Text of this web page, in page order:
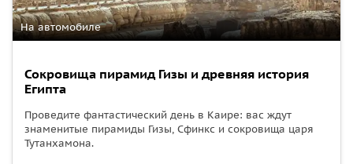
На автомобиле
Сокровища пирамид Гизы и древняя история
Египта
Проведите фантастический день в Каире: вас ждут
знаменитые пирамиды Гизы, Сфинкс и сокровища царя
Тутанхамона.